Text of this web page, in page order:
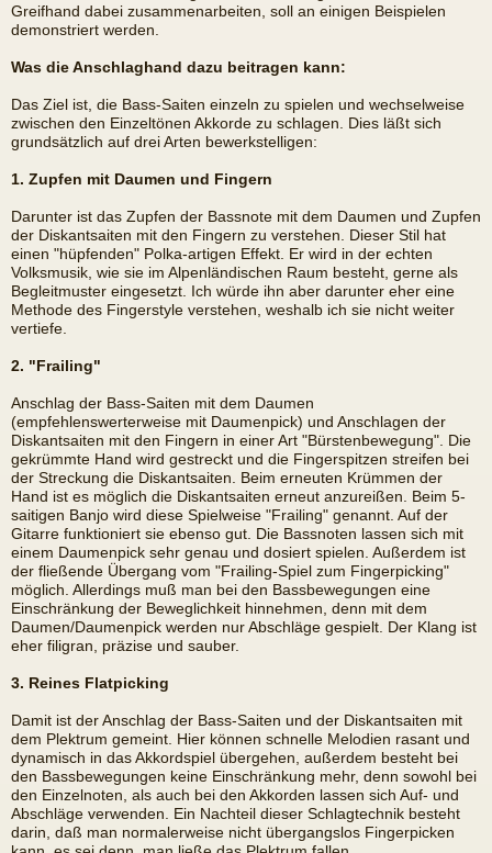
Greifhand dabei zusammenarbeiten, soll an einigen Beispielen
demonstriert werden.
Was die Anschlaghand dazu beitragen kann:
Das Ziel ist, die Bass-Saiten einzeln zu spielen und wechselweise
zwischen den Einzeltönen Akkorde zu schlagen. Dies läßt sich
grundsätzlich auf drei Arten bewerkstelligen:
1. Zupfen mit Daumen und Fingern
Darunter ist das Zupfen der Bassnote mit dem Daumen und Zupfen
der Diskantsaiten mit den Fingern zu verstehen. Dieser Stil hat
einen "hüpfenden" Polka-artigen Effekt. Er wird in der echten
Volksmusik, wie sie im Alpenländischen Raum besteht, gerne als
Begleitmuster eingesetzt. Ich würde ihn aber darunter eher eine
Methode des Fingerstyle verstehen, weshalb ich sie nicht weiter
vertiefe.
2. "Frailing"
Anschlag der Bass-Saiten mit dem Daumen
(empfehlenswerterweise mit Daumenpick) und Anschlagen der
Diskantsaiten mit den Fingern in einer Art "Bürstenbewegung". Die
gekrümmte Hand wird gestreckt und die Fingerspitzen streifen bei
der Streckung die Diskantsaiten. Beim erneuten Krümmen der
Hand ist es möglich die Diskantsaiten erneut anzureißen. Beim 5-
saitigen Banjo wird diese Spielweise "Frailing" genannt. Auf der
Gitarre funktioniert sie ebenso gut. Die Bassnoten lassen sich mit
einem Daumenpick sehr genau und dosiert spielen. Außerdem ist
der fließende Übergang vom "Frailing-Spiel zum Fingerpicking"
möglich. Allerdings muß man bei den Bassbewegungen eine
Einschränkung der Beweglichkeit hinnehmen, denn mit dem
Daumen/Daumenpick werden nur Abschläge gespielt. Der Klang ist
eher filigran, präzise und sauber.
3. Reines Flatpicking
Damit ist der Anschlag der Bass-Saiten und der Diskantsaiten mit
dem Plektrum gemeint. Hier können schnelle Melodien rasant und
dynamisch in das Akkordspiel übergehen, außerdem besteht bei
den Bassbewegungen keine Einschränkung mehr, denn sowohl bei
den Einzelnoten, als auch bei den Akkorden lassen sich Auf- und
Abschläge verwenden. Ein Nachteil dieser Schlagtechnik besteht
darin, daß man normalerweise nicht übergangslos Fingerpicken